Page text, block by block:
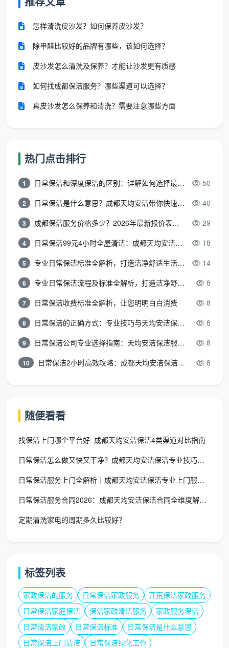
怎样清洗皮沙发？如何保养皮沙发？
除甲醛比较好的品牌有哪些，该如何选择？
皮沙发怎么清洗及保养？才能让沙发更有质感
如何找成都保洁服务？哪些渠道可以选择？
真皮沙发怎么保养和清洗？需要注意哪些方面
热门点击排行
1 日常保洁和深度保洁的区别：详解如何选择最适合的清洁服务 50
2 日常保洁是什么意思？成都天均安洁带你快速区分“日常vs深度vs开荒” 40
3 成都保洁服务价格多少？2026年最新报价表来了，这一篇看透所有费用 29
4 日常保洁99元4小时全屋清洁：成都天均安洁保洁超值服务全解析 18
5 专业日常保洁标准全解析，打造洁净舒适生活空间 14
6 专业日常保洁流程及标准全解析，打造洁净舒适环境 8
7 日常保洁收费标准全解析，让您明明白白消费 8
8 日常保洁的正确方式：专业技巧与天均安洁保洁服务全解析 8
9 日常保洁公司专业选择指南：天均安洁保洁服务全解析 8
10 日常保洁2小时高效攻略：成都天均安洁保洁专业时间管理方案 8
随便看看
找保洁上门哪个平台好_成都天均安洁保洁4类渠道对比指南
日常保洁怎么做又快又干净？成都天均安洁保洁专业技巧大公开
日常保洁服务上门全解析｜成都天均安洁保洁专业上门服务指南
日常保洁服务合同2026：成都天均安洁保洁合同全维度解析与风
定期清洗家电的周期多久比较好？
标签列表
家政保洁的服务 日常保洁家政服务
开荒保洁家政服务
日常保洁家庭保洁
保洁家政清洁服务
家政服务保洁
日常清洁家政
日常保洁标准
日常保洁是什么意思
日常保洁上门清洁
日常保洁绿化工作